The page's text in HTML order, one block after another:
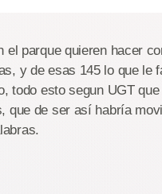
el parque quieren hacer
y de esas 145 lo que le
todo esto segun UGT
que de ser así habría